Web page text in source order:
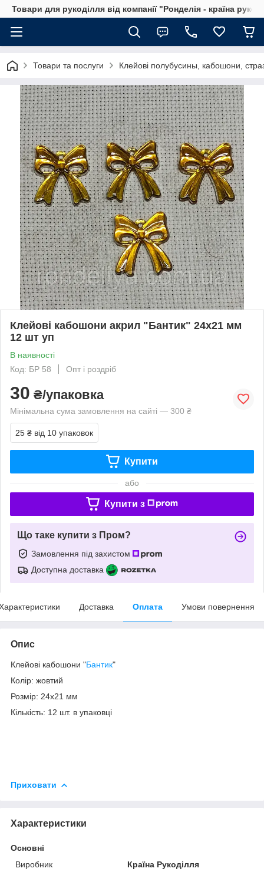
Товари для рукоділля від компанії "Ронделія - країна
Товари та послуги Клейові полубусины, кабошони,
Клейові кабошони акрил "Бантик" 24х21 мм
12 шт уп
В наявності
Код: БР 58
Опт і роздріб
30 ₴/упаковка
Мінімальна сума замовлення на сайті — 300 ₴
25 ₴ від 10 упаковок
Купити
або
Купити з
Що таке купити з Пром?
Замовлення під захистом
Доступна доставка
Доставка Оплата Умови повернення
Опис
Клейові кабошони "Бантик"
Колір: жовтий
Розмір: 24х21 мм
Кількість: 12 шт. в упаковці
Приховати
Характеристики
Основні
Виробник
Країна Рукоділля